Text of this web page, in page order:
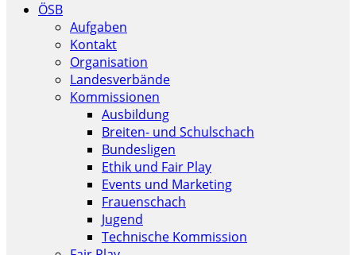
ÖSB
Aufgaben
Kontakt
Organisation
Landesverbände
Kommissionen
Ausbildung
Breiten- und Schulschach
Bundesligen
Ethik und Fair Play
Events und Marketing
Frauenschach
Jugend
Technische Kommission